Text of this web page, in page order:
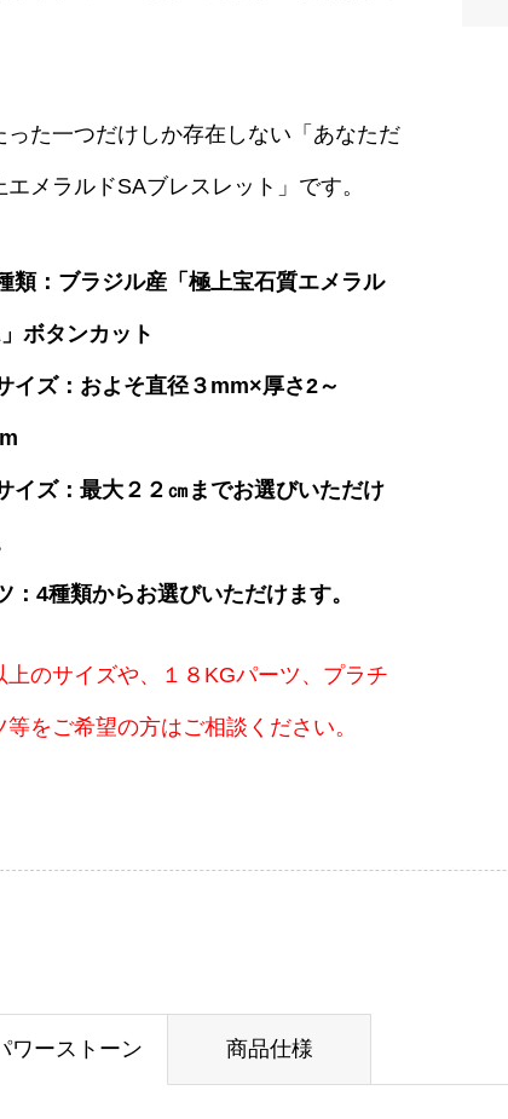
った一つだけしか存在しない「あなただ
エメラルドSAブレスレット」です。
類：ブラジル産「極上宝石質エメラル
」ボタンカット
イズ：およそ直径３mm×厚さ2～
イズ：最大２２㎝までお選びいただけ
：4種類からお選びいただけます。
のサイズや、１８KGパーツ、プラチ
等をご希望の方はご相談ください。
ワーストーン 商品仕様